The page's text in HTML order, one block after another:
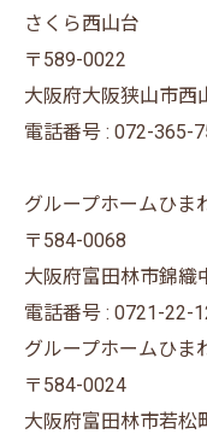
さくら西山台
〒589-0022
大阪府大阪狭山市西
電話番号 : 072-365-
グループホームひま
〒584-0068
大阪府富田林市錦織
電話番号 : 0721-22-
グループホームひま
〒584-0024
大阪府富田林市若松